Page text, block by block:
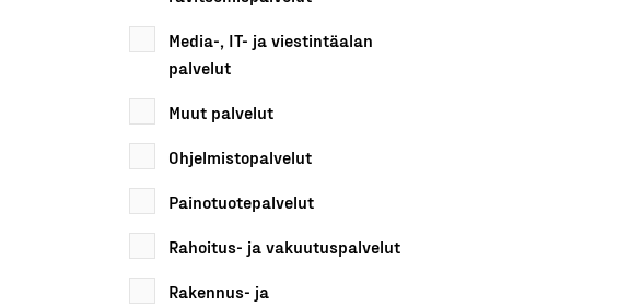
Media-, IT- ja viestintäalan
palvelut
Muut palvelut
Ohjelmistopalvelut
Painotuotepalvelut
Rahoitus- ja vakuutuspalvelut
Rakennus- ja